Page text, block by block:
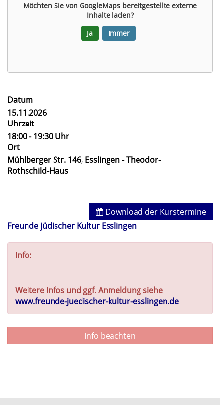
Möchten Sie von GoogleMaps bereitgestellte externe
Inhalte laden?
Ja
Immer
Datum
15.11.2026
Uhrzeit
18:00 - 19:30 Uhr
Ort
Mühlberger Str. 146, Esslingen - Theodor-
Rothschild-Haus
Download der Kurstermine
Freunde jüdischer Kultur Esslingen
Info:
Weitere Infos und ggf. Anmeldung siehe
www.freunde-juedischer-kultur-esslingen.de
Info beachten